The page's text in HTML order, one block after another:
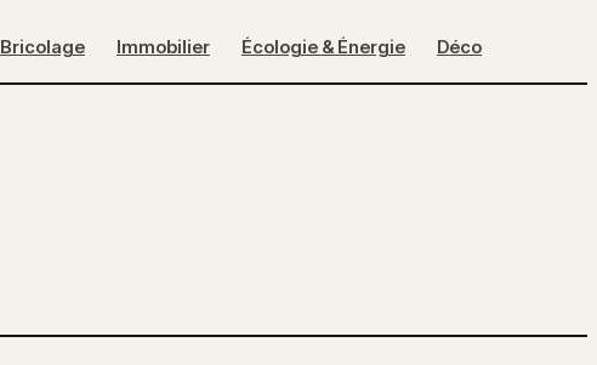
Bricolage Immobilier Écologie & Énergie Déco